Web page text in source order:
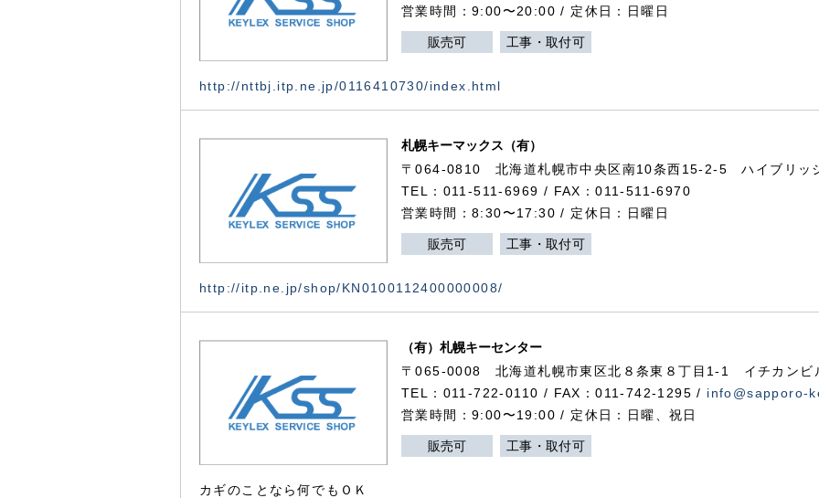
営業時間：9:00〜20:00 / 定休日：日曜日
販売可 工事・取付可
http://nttbj.itp.ne.jp/0116410730/index.html
札幌キーマックス（有）
〒064-0810 北海道札幌市中央区南10条西15-2-5 ハイブリッ
TEL：011-511-6969 / FAX：011-511-6970
営業時間：8:30〜17:30 / 定休日：日曜日
販売可 工事・取付可
http://itp.ne.jp/shop/KN0100112400000008/
（有）札幌キーセンター
〒065-0008 北海道札幌市東区北８条東８丁目1-1 イチカンビ
TEL：011-722-0110 / FAX：011-742-1295 / info@sapporo-
営業時間：9:00〜19:00 / 定休日：日曜、祝日
販売可 工事・取付可
カギのことなら何でもＯＫ